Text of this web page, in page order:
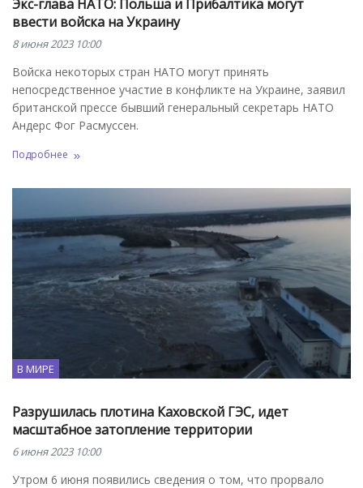
Экс-глава НАТО: Польша и Прибалтика могут
ввести войска на Украину
8 июня 2023 10:00
Войска некоторых стран НАТО могут принять
непосредственное участие в конфликте на Украине, заявил
британской прессе бывший генеральный секретарь НАТО
Андерс Фог Расмуссен.
Подробнее
В МИРЕ
Разрушилась плотина Каховской ГЭС, идет
масштабное затопление территории
6 июня 2023 10:00
Утром 6 июня появились сведения о том, что прорвало